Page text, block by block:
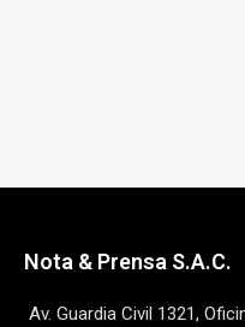
Nota & Prensa S.A.C.
Av. Guardia Civil 1321,